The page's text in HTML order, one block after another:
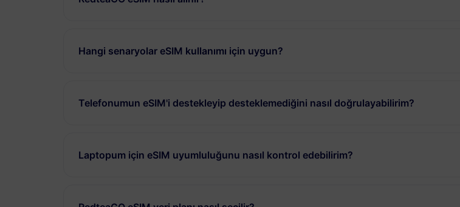
Hangi senaryolar eSIM kullanımı için uygun?
Telefonumun eSIM'i destekleyip desteklemediğini nasıl doğrulayabilirim?
Laptopum için eSIM uyumluluğunu nasıl kontrol edebilirim?